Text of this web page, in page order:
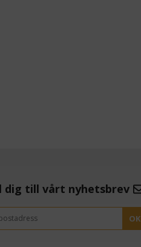
dig till vårt nyhetsbrev
OK